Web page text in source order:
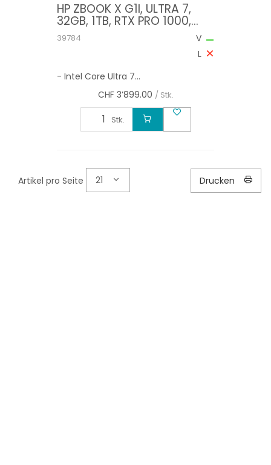
HP ZBOOK X G1I, ULTRA 7,
32GB, 1TB, RTX PRO 1000,
W11PRO
V
L
39784
- Intel Core Ultra 7...
CHF 3’899.00 / Stk.
Stk.
Artikel pro Seite 21 Drucken